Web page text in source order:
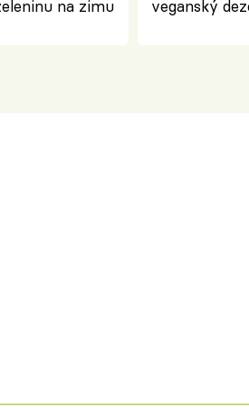
na zimu
veganský